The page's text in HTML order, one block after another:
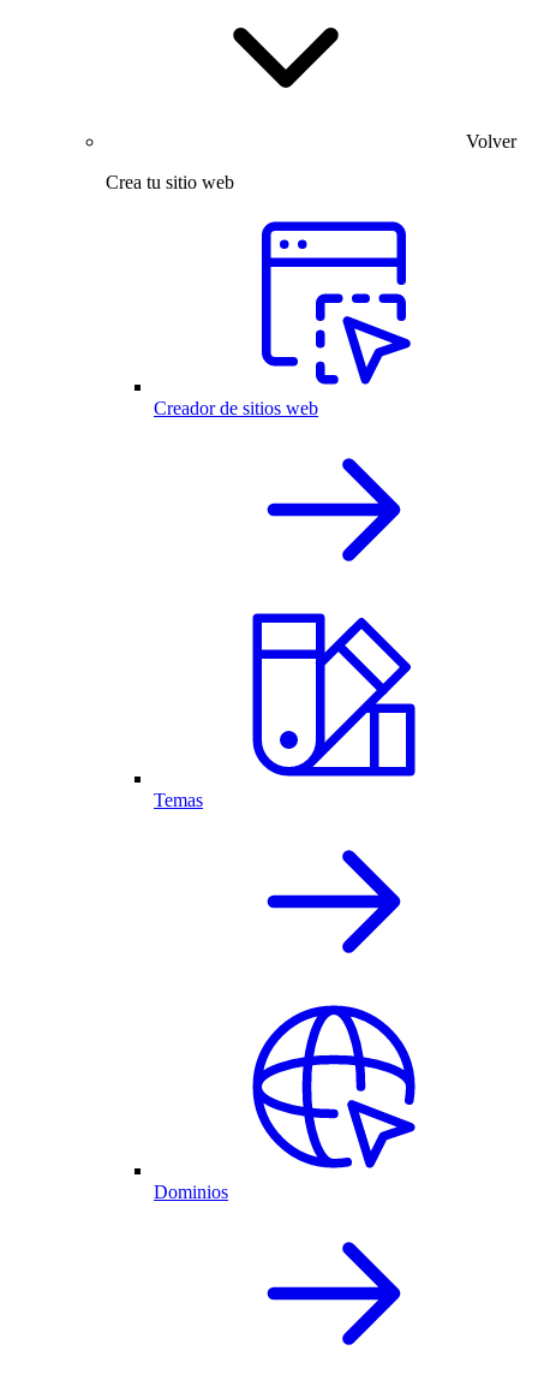
Volver
Crea tu sitio web
Creador de sitios web
Temas
Dominios